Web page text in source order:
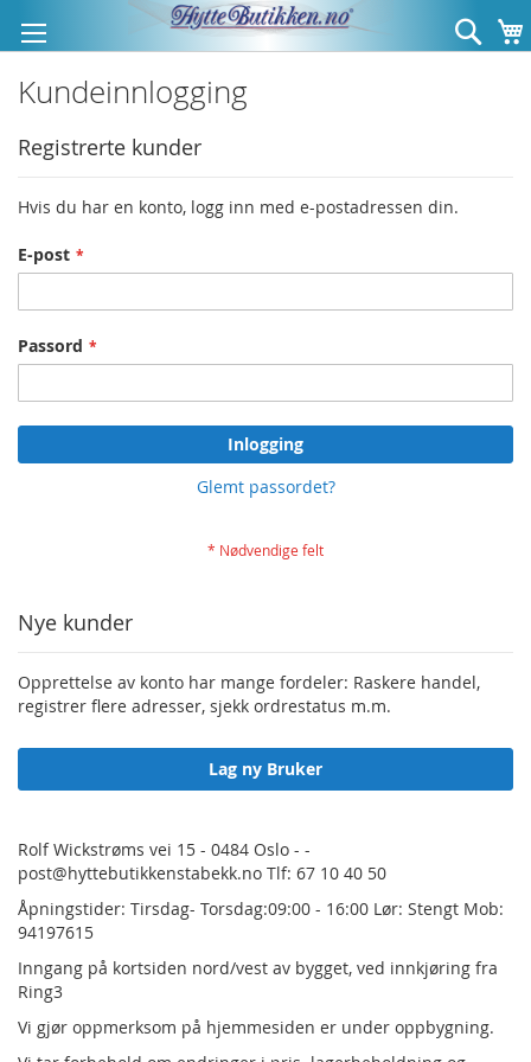
til
innhold
Søk
Kundeinnlogging
Registrerte kunder
Hvis du har en konto, logg inn med e-postadressen din.
E-post
Passord
Inlogging
Glemt passordet?
Nye kunder
Opprettelse av konto har mange fordeler: Raskere handel,
registrer flere adresser, sjekk ordrestatus m.m.
Lag ny Bruker
Rolf Wickstrøms vei 15 - 0484 Oslo - -
post@hyttebutikkenstabekk.no Tlf: 67 10 40 50
Åpningstider: Tirsdag- Torsdag:09:00 - 16:00 Lør: Stengt Mob:
94197615
Inngang på kortsiden nord/vest av bygget, ved innkjøring fra
Ring3
Vi gjør oppmerksom på hjemmesiden er under oppbygning.